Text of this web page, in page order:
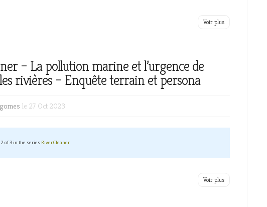
Voir plus
– La pollution marine et l’urgence de
rivières – Enquête terrain et persona
le 27 Oct 2023
of 3 in the series RiverCleaner
Voir plus